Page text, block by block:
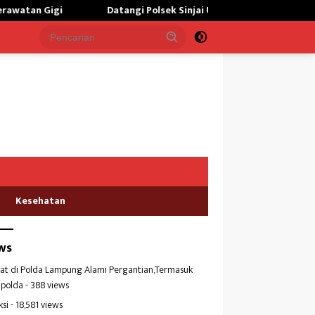
Datangi Polsek Sinjai Utara,Sipropam Polres Sinjai Lakukan
Kesehatan
di Polda Lampung Alami Pergantian,Termasuk
- 388 views
- 18,581 views